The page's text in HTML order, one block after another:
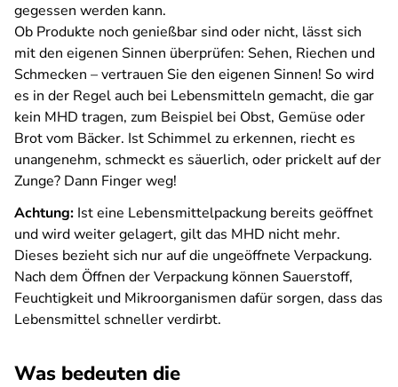
gegessen werden kann.
Ob Produkte noch genießbar sind oder nicht, lässt sich
mit den eigenen Sinnen überprüfen: Sehen, Riechen und
Schmecken – vertrauen Sie den eigenen Sinnen! So wird
es in der Regel auch bei Lebensmitteln gemacht, die gar
kein MHD tragen, zum Beispiel bei Obst, Gemüse oder
Brot vom Bäcker. Ist Schimmel zu erkennen, riecht es
unangenehm, schmeckt es säuerlich, oder prickelt auf der
Zunge? Dann Finger weg!
Achtung: Ist eine Lebensmittelpackung bereits geöffnet
und wird weiter gelagert, gilt das MHD nicht mehr.
Dieses bezieht sich nur auf die ungeöffnete Verpackung.
Nach dem Öffnen der Verpackung können Sauerstoff,
Feuchtigkeit und Mikroorganismen dafür sorgen, dass das
Lebensmittel schneller verdirbt.
Was bedeuten die